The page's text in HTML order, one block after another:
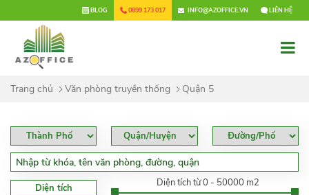
BLOG 0899 173 017 INFO@AZOFFICE.VN LIÊN HỆ×
Trang chủ Văn phòng truyền thống Quận 5
Diện tích Diện tích từ 0 - 50000 m2